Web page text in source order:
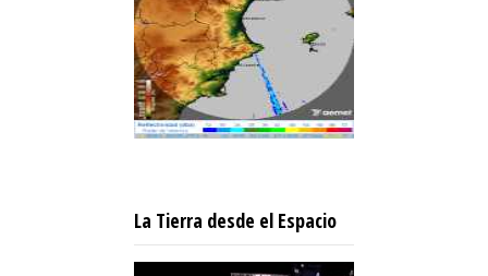
La Tierra desde el Espacio